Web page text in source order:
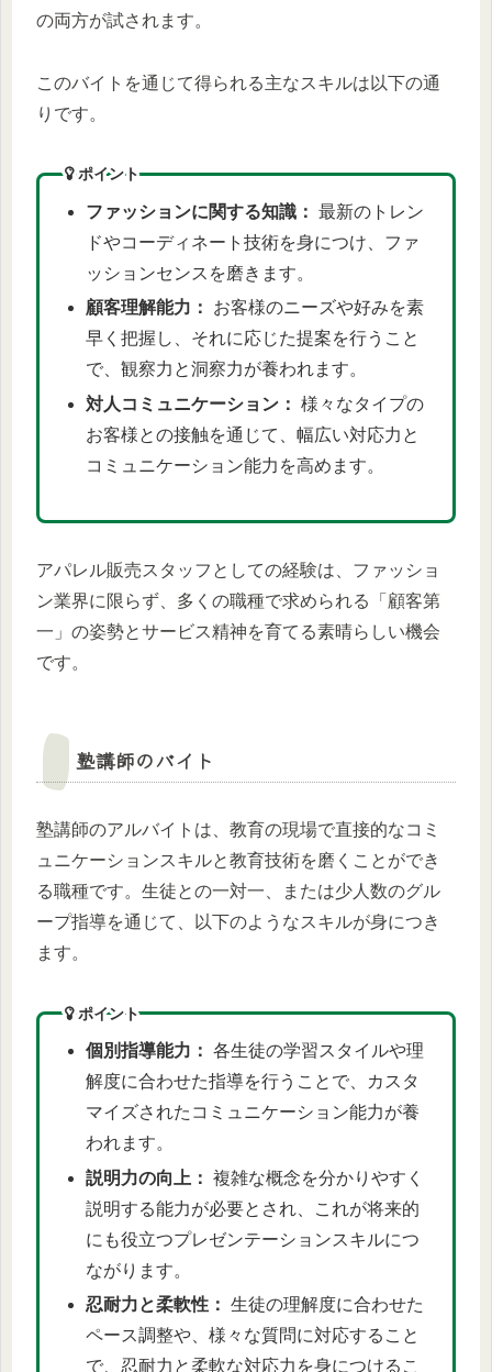
の両方が試されます。
このバイトを通じて得られる主なスキルは以下の通
りです。
ポイント
ファッションに関する知識： 最新のトレン
ドやコーディネート技術を身につけ、ファ
ッションセンスを磨きます。
顧客理解能力：
お客様のニーズや好みを素
早く把握し、それに応じた提案を行うこと
で、観察力と洞察力が養われます。
対人コミュニケーション： 様々なタイプの
お客様との接触を通じて、幅広い対応力と
コミュニケーション能力を高めます。
アパレル販売スタッフとしての経験は、ファッショ
ン業界に限らず、多くの職種で求められる「顧客第
一」の姿勢とサービス精神を育てる素晴らしい機会
です。
塾講師のバイト
塾講師のアルバイトは、教育の現場で直接的なコミ
ュニケーションスキルと教育技術を磨くことができ
る職種です。生徒との一対一、または少人数のグル
ープ指導を通じて、以下のようなスキルが身につき
ます。
ポイント
個別指導能力： 各生徒の学習スタイルや理
解度に合わせた指導を行うことで、カスタ
マイズされたコミュニケーション能力が養
われます。
説明力の向上： 複雑な概念を分かりやすく
説明する能力が必要とされ、これが将来的
にも役立つプレゼンテーションスキルにつ
ながります。
忍耐力と柔軟性： 生徒の理解度に合わせた
ペース調整や、様々な質問に対応すること
で、忍耐力と柔軟な対応力を身につけるこ